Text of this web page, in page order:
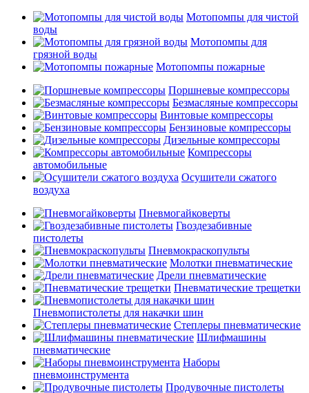
Мотопомпы для чистой
воды
Мотопомпы для
грязной воды
Мотопомпы пожарные
Поршневые компрессоры
Безмасляные компрессоры
Винтовые компрессоры
Бензиновые компрессоры
Дизельные компрессоры
Компрессоры
автомобильные
Осушители сжатого
воздуха
Пневмогайковерты
Гвоздезабивные
пистолеты
Пневмокраскопульты
Молотки пневматические
Дрели пневматические
Пневматические трещетки
Пневмопистолеты для накачки шин
Степлеры пневматические
Шлифмашины
пневматические
Наборы
пневмоинструмента
Продувочные пистолеты